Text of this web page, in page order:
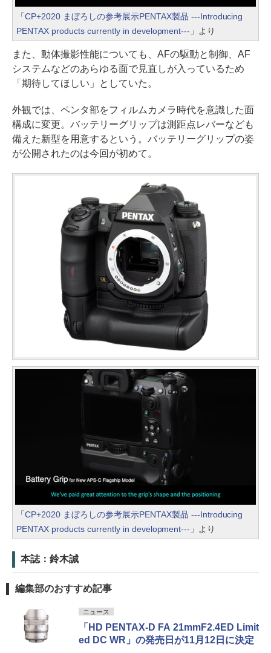
「CP+2020 まぼろしの参考展示PENTAX製品 ---Introducing
PENTAX products currently in development--- 」より
また、動体撮影性能についても、AFの駆動と制御、AF
システムなどのあらゆる面で見直しが入っているため
「期待してほしい」としていた。
外観では、ペンタ部をフィルムカメラ時代を意識した面
構成に変更。バッテリーグリップは測距点レバーなども
備えた新型を用意するという。バッテリーグリップの姿
が公開されたのは今回が初めて。
「CP+2020 まぼろしの参考展示PENTAX製品 ---Introducing
PENTAX products currently in development--- 」より
本誌：鈴木誠
編集部のおすすめ記事
ニュース
「HD PENTAX-D FA 21mmF2.4ED Limit
ed DC WR」の発売日が11月12日に決定